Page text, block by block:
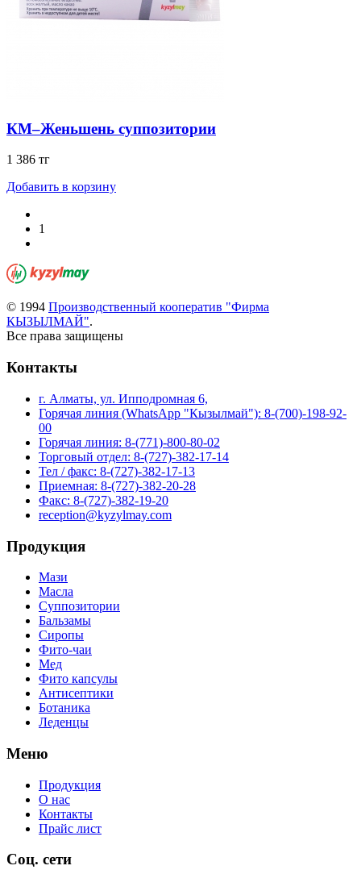
КМ–Женьшень суппозитории
1 386 тг
Добавить в корзину
1
© 1994 Производственный кооператив "Фирма
КЫЗЫЛМАЙ".
Все права защищены
Контакты
г. Алматы, ул. Ипподромная 6,
Горячая линия (WhatsApp "Кызылмай"): 8-(700)-198-92-
00
Горячая линия: 8-(771)-800-80-02
Торговый отдел: 8-(727)-382-17-14
Тел / факс: 8-(727)-382-17-13
Приемная: 8-(727)-382-20-28
Факс: 8-(727)-382-19-20
reception@kyzylmay.com
Продукция
Мази
Масла
Суппозитории
Бальзамы
Сиропы
Фито-чаи
Мед
Фито капсулы
Антисептики
Ботаника
Леденцы
Меню
Продукция
О нас
Контакты
Прайс лист
Соц. сети